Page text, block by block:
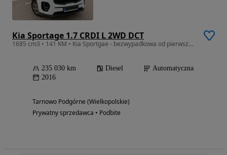
Kia Sportage 1.7 CRDI L 2WD DCT
1685 cm3 • 141 KM • Kia Sportgae - bezwypadkowa od pierwszego właściciela
235 030 km Diesel
Automatyczna
2016
Tarnowo Podgórne (Wielkopolskie)
Prywatny sprzedawca • Podbite